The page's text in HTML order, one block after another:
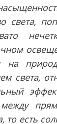
света,
на
света,
между
то есть